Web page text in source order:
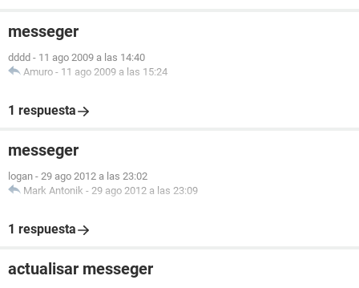
messeger
dddd - 11 ago 2009 a las 14:40
Amuro - 11 ago 2009 a las 15:24
1 respuesta
messeger
logan - 29 ago 2012 a las 23:02
Mark Antonik - 29 ago 2012 a las 23:09
1 respuesta
actualisar messeger